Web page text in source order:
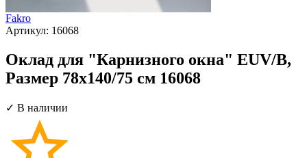
Fakro
Артикул: 16068
Оклад для "Карнизного окна" EUV/B,
Размер 78х140/75 см 16068
✓ В наличии